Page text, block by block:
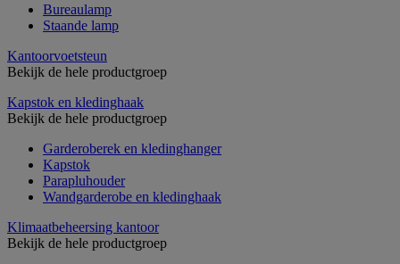
Bureaulamp
Staande lamp
Kantoorvoetsteun
Bekijk de hele productgroep
Kapstok en kledinghaak
Bekijk de hele productgroep
Garderoberek en kledinghanger
Kapstok
Parapluhouder
Wandgarderobe en kledinghaak
Klimaatbeheersing kantoor
Bekijk de hele productgroep